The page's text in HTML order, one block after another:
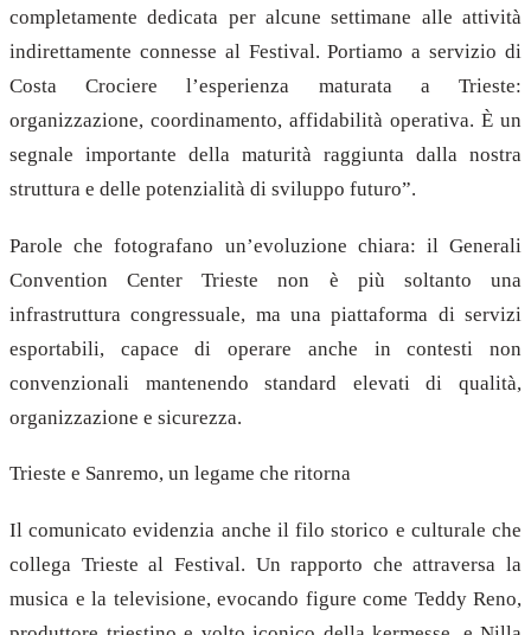
completamente dedicata per alcune settimane alle attività
indirettamente connesse al Festival. Portiamo a servizio di
Costa Crociere l’esperienza maturata a Trieste:
organizzazione, coordinamento, affidabilità operativa. È un
segnale importante della maturità raggiunta dalla nostra
struttura e delle potenzialità di sviluppo futuro”.
Parole che fotografano un’evoluzione chiara: il Generali
Convention Center Trieste non è più soltanto una
infrastruttura congressuale, ma una piattaforma di servizi
esportabili, capace di operare anche in contesti non
convenzionali mantenendo standard elevati di qualità,
organizzazione e sicurezza.
Trieste e Sanremo, un legame che ritorna
Il comunicato evidenzia anche il filo storico e culturale che
collega Trieste al Festival. Un rapporto che attraversa la
musica e la televisione, evocando figure come Teddy Reno,